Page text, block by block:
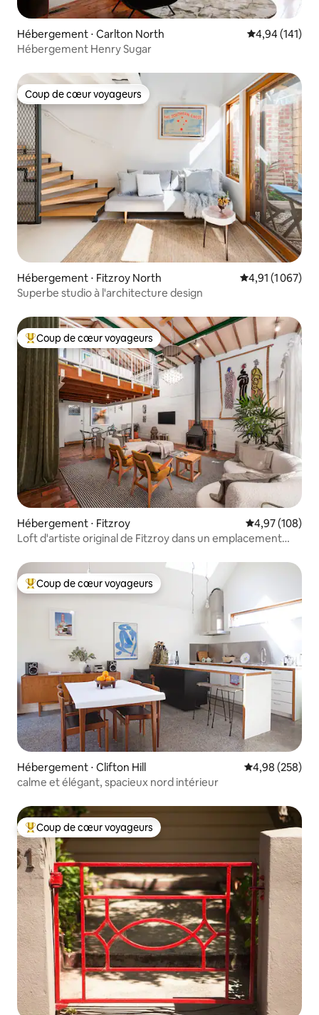
Hébergement ⋅ Carlton North Évaluation
4,94 (141)
Hébergement Henry Sugar
Coup de cœur voyageurs
Coup de cœur voyageurs
Hébergement ⋅ Fitzroy North Évaluation
4,91 (1 067)
Superbe studio à l'architecture design
Coups de cœur voyageurs les plus appréciés
Coup de cœur voyageurs
Hébergement ⋅ Fitzroy Évaluation
4,97 (108)
Loft d'artiste original de Fitzroy dans un emplacement
Coups de cœur voyageurs les plus appréciés
Coup de cœur voyageurs
Hébergement ⋅ Clifton Hill Évaluation
4,98 (258)
calme et élégant, spacieux nord intérieur
Coups de cœur voyageurs les plus appréciés
Coup de cœur voyageurs